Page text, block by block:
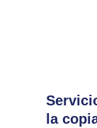
la